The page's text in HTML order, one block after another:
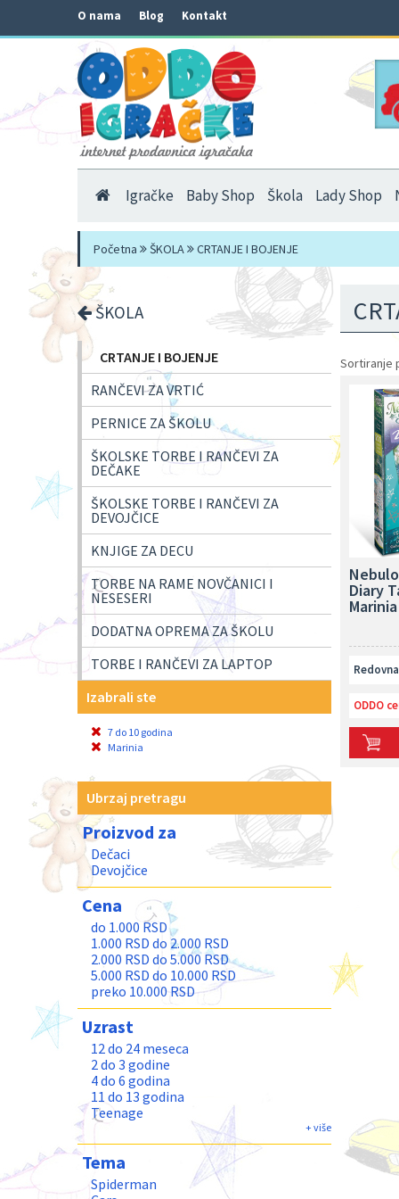
O nama Blog Kontakt
Igračke Baby Shop Škola Lady Shop
Početna ŠKOLA CRTANJE I BOJENJE
ŠKOLA
CRTANJE I BOJENJE
RANČEVI ZA VRTIĆ
PERNICE ZA ŠKOLU
ŠKOLSKE TORBE I RANČEVI ZA
DEČAKE
ŠKOLSKE TORBE I RANČEVI ZA
DEVOJČICE
KNJIGE ZA DECU
TORBE NA RAME NOVČANICI I
NESESERI
DODATNA OPREMA ZA ŠKOLU
TORBE I RANČEVI ZA LAPTOP
Izabrali ste
7 do 10 godina
Marinia
Ubrzaj pretragu
Proizvod za
Dečaci
Devojčice
Cena
do 1.000 RSD
1.000 RSD do 2.000 RSD
2.000 RSD do 5.000 RSD
5.000 RSD do 10.000 RSD
preko 10.000 RSD
Uzrast
12 do 24 meseca
2 do 3 godine
4 do 6 godina
11 do 13 godina
Teenage
+ više
Tema
Spiderman
Sortiranje
Diary
ODDO